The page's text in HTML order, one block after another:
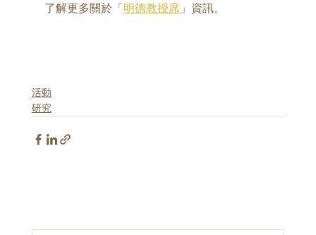
了解更多關於「明德教授席」資訊。
活動
研究